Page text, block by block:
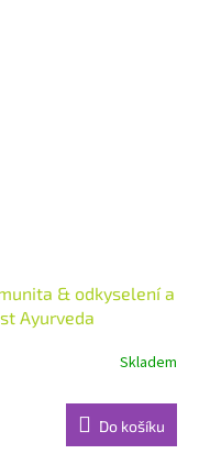
& odkyselení a
Ayurveda
Skladem
Do košíku